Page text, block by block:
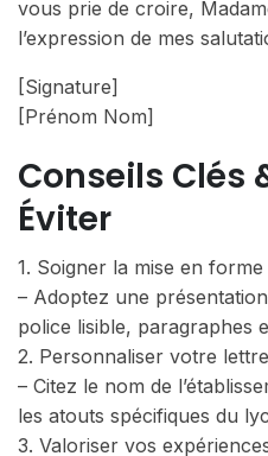
vous prie de croire,
l’expression de mes
[Signature]
[Prénom Nom]
Conseils Clés
Éviter
1. Soigner la mise en forme
– Adoptez une
police lisible, paragraphes
2. Personnaliser votre lettre
– Citez le nom de
les atouts spécifiques du
3. Valoriser vos